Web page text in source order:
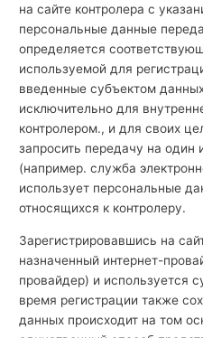
на сайте контролера с
персональные данные
определяется
используемой для
введенные субъектом
исключительно для
контролером., и для своих
запросить передачу на один
(например. служба
использует персональные
относящихся к контролеру.
Зарегистрировавшись на
назначенный интернет-
провайдер) и используется
время регистрации также
данных происходит на том